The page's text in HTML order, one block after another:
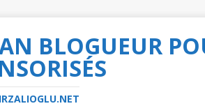
BLOGUEUR